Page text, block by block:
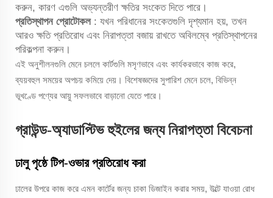
করুন, কারণ এগুলি অভ্যন্তরীণ ক্ষতির সংকেত দিতে পারে।
প্রতিস্থাপন প্রোটোকল : যখন পরিধানের সংকেতগুলি দৃশ্যমান হয়, তখন
আরও ক্ষতি প্রতিরোধ এবং নিরাপত্তা বজায় রাখতে অবিলম্বে প্রতিস্থাপনের
পরিকল্পনা করুন।
এই অনুশীলনগুলি মেনে চললে কার্টগুলি মসৃণভাবে এবং কার্যকরভাবে কাজ করে,
ব্যয়বহুল সময়ের অপচয় কমিয়ে দেয়। বিশেষজ্ঞদের সুপারিশ মেনে চলে, বিভিন্ন
ভূখণ্ডে পণ্যের আয়ু সফলভাবে বাড়ানো যেতে পারে।
গ্রাউন্ড-অ্যাডাপ্টিভ হুইলের জন্য নিরাপত্তা বিবেচনা
ঢালু পৃষ্ঠে টিপ-ওভার প্রতিরোধ করা
ঢালের উপরে কাজ করে এমন কার্টের জন্য চাকা ডিজাইন করার সময়, উল্টে যাওয়া রোধ